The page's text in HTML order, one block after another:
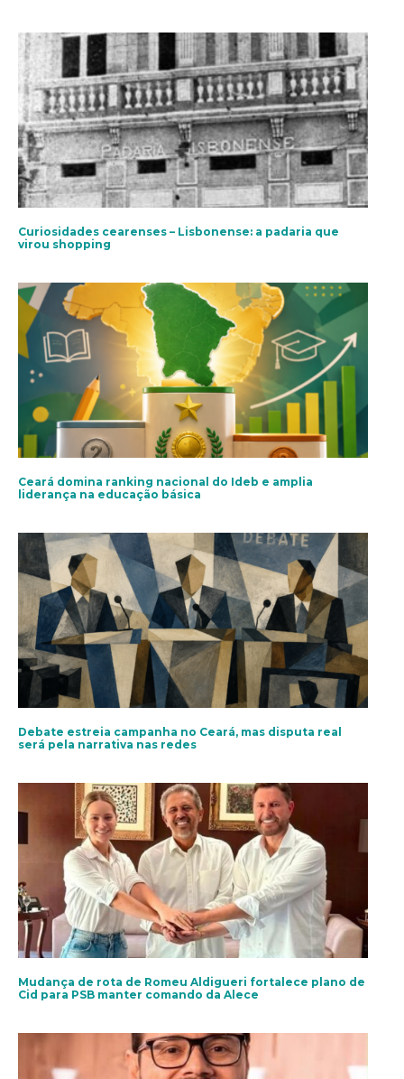
Curiosidades cearenses – Lisbonense: a padaria que
virou shopping
Ceará domina ranking nacional do Ideb e amplia
liderança na educação básica
Debate estreia campanha no Ceará, mas disputa real
será pela narrativa nas redes
Mudança de rota de Romeu Aldigueri fortalece plano de
Cid para PSB manter comando da Alece